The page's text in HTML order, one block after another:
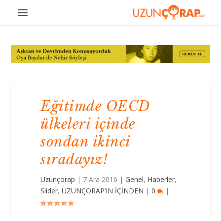
Eğitimde OECD
ülkeleri içinde
sondan ikinci
sıradayız!
Uzunçorap | 7 Ara 2016 |Genel, Haberler,
Slider,UZUNÇORAP’IN İÇİNDEN |0 |